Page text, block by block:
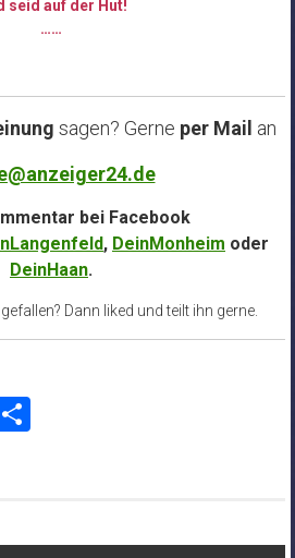
seid auf der Hut!
……
sagen? Gerne per Mail an
bei Facebook
, DeinMonheim oder
DeinHaan.
Dann liked und teilt ihn gerne.
Teilen